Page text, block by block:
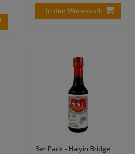
In den Warenkorb
3er Pack - Haiyin Bridge